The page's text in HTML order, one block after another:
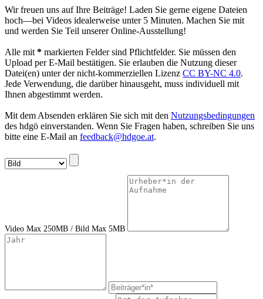
Wir freuen uns auf Ihre Beiträge! Laden Sie gerne eigene Dateien
hoch—bei Videos idealerweise unter 5 Minuten. Machen Sie mit
und werden Sie Teil unserer Online-Ausstellung!
Alle mit * markierten Felder sind Pflichtfelder. Sie müssen den
Upload per E-Mail bestätigen. Sie erlauben die Nutzung dieser
Datei(en) unter der nicht-kommerziellen Lizenz CC BY-NC 4.0.
Jede Verwendung, die darüber hinausgeht, muss individuell mit
Ihnen abgestimmt werden.
Mit dem Absenden erklären Sie sich mit den Nutzungsbedingungen
des hdgö einverstanden. Wenn Sie Fragen haben, schreiben Sie uns
bitte eine E-Mail an feedback@hdgoe.at.
Video Max 250MB / Bild Max 5MB